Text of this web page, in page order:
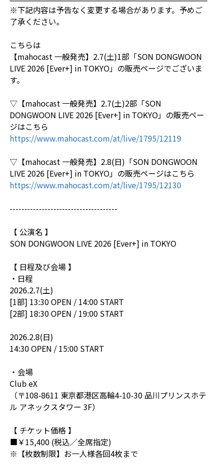
※下記内容は予告なく変更する場合があります。予めご
了承ください。
こちらは
【mahocast 一般発売】2.7(土)1部「SON DONGWOON
LIVE 2026 [Ever+] in TOKYO」の販売ページでございま
す。
▽【mahocast 一般発売】2.7(土)2部「SON
DONGWOON LIVE 2026 [Ever+] in TOKYO」の販売ペー
ジはこちら
https://www.mahocast.com/at/live/1795/12119
▽【mahocast 一般発売】2.8(日)「SON DONGWOON
LIVE 2026 [Ever+] in TOKYO」の販売ページはこちら
https://www.mahocast.com/at/live/1795/12130
-------------------------------------
【 公演名 】
SON DONGWOON LIVE 2026 [Ever+] in TOKYO
【 日程及び会場 】
・日程
2026.2.7(土)
[1部] 13:30 OPEN / 14:00 START
[2部] 18:30 OPEN / 19:00 START
2026.2.8(日)
14:30 OPEN / 15:00 START
・会場
Club eX
（〒108-8611 東京都港区高輪4-10-30 品川プリンスホテ
ル アネックスタワー 3F）
【 チケット価格 】
■￥15,400 (税込／全席指定)
※【枚数制限】お一人様各回4枚まで